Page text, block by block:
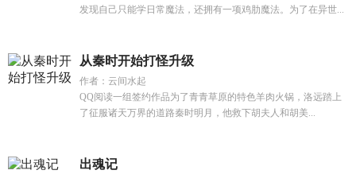
发现自己只能学日常魔法，还拥有一项鸡肋魔法。为了在异世...
从秦时开始打怪升级
作者：云间水起
QQ阅读一组签约作品为了青青草原的特色羊肉火锅，洛远踏上
了征服诸天万界的道路秦时明月，他救下胡夫人和胡美...
出魂记